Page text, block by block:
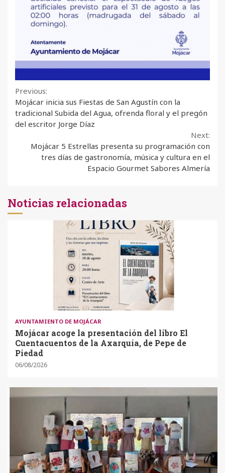
Continue
Reading
Previous:
Mojácar inicia sus Fiestas de San Agustín con la
tradicional Subida del Agua, ofrenda floral y el pregón
del escritor Jorge Díaz
Next:
Mojácar 5 Estrellas presenta su programación con
tres días de gastronomía, música y cultura en el
Espacio Gourmet Sabores Almería
Noticias relacionadas
AYUNTAMIENTO DE MOJÁCAR
Mojácar acoge la presentación del libro El
Cuentacuentos de la Axarquía, de Pepe de
Piedad
06/08/2026